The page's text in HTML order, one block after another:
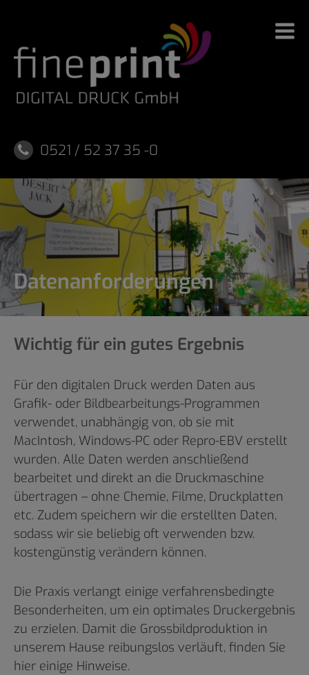
content
0521 / 52 37 35 -0
Datenanforderungen
Wichtig für ein gutes Ergebnis
Für den digitalen Druck werden Daten aus
Grafik- oder Bildbearbeitungs-Programmen
verwendet, unabhängig von, ob sie mit
MacIntosh, Windows-PC oder Repro-EBV erstellt
wurden. Alle Daten werden anschließend
bearbeitet und direkt an die Druckmaschine
übertragen – ohne Chemie, Filme, Druckplatten
etc. Zudem speichern wir die erstellten Daten,
sodass wir sie beliebig oft verwenden bzw.
kostengünstig verändern können.
Die Praxis verlangt einige verfahrensbedingte
Besonderheiten, um ein optimales Druckergebnis
zu erzielen. Damit die Grossbildproduktion in
unserem Hause reibungslos verläuft, finden Sie
hier einige Hinweise.